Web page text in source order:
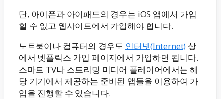
단, 아이폰과 아이패드의 경우는 iOS 앱에서 가입
할 수 없고 웹사이트에서 가입해야 합니다.
노트북이나 컴퓨터의 경우도 인터넷(Internet) 상
에서 넷플릭스 가입 페이지에서 가입하면 됩니다.
스마트 TV나 스트리밍 미디어 플레이어에서는 해
당 기기에서 제공하는 준비된 앱들을 이용하여 가
입을 진행할 수 있습니다.